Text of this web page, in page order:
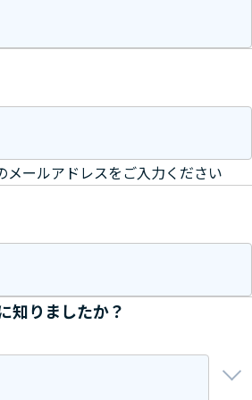
ールアドレスをご入力ください
知りましたか？